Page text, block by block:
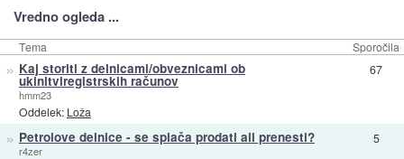
Vredno ogleda ...
Tema Sporočila
» Kaj storiti z delnicami/obveznicami ob
ukinitviregistrskih računov
hmm23
Oddelek: Loža
67
» Petrolove delnice - se splača prodati ali prenesti?
r4zer
5